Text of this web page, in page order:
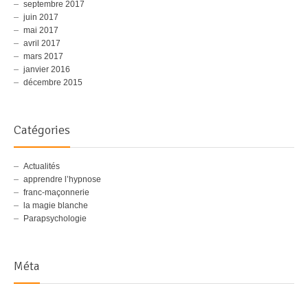
septembre 2017
juin 2017
mai 2017
avril 2017
mars 2017
janvier 2016
décembre 2015
Catégories
Actualités
apprendre l’hypnose
franc-maçonnerie
la magie blanche
Parapsychologie
Méta